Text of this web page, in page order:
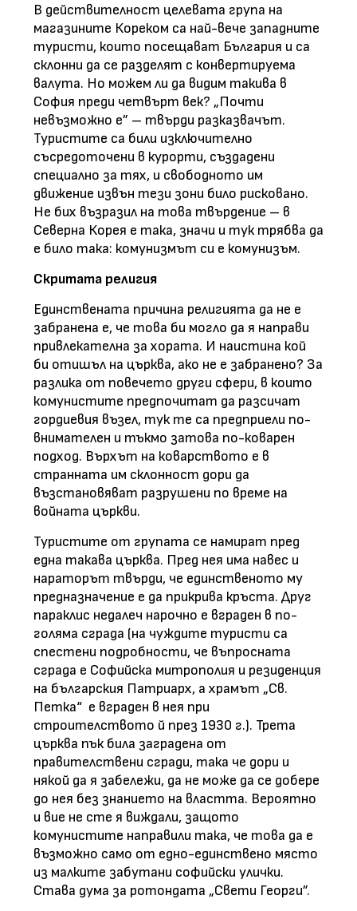
В действителност целевата група на
магазините Кореком са най-вече западните
туристи, които посещават България и са
склонни да се разделят с конвертируема
валута. Но можем ли да видим такива в
София преди четвърт век? „Почти
невъзможно е” – твърди разказвачът.
Туристите са били изключително
съсредоточени в курорти, създадени
специално за тях, и свободното им
движение извън тези зони било рисковано.
Не бих възразил на това твърдение – в
Северна Корея е така, значи и тук трябва да
е било така: комунизмът си е комунизъм.
Скритата религия
Единствената причина религията да не е
забранена е, че това би могло да я направи
привлекателна за хората. И наистина кой
би отишъл на църква, ако не е забранено? За
разлика от повечето други сфери, в които
комунистите предпочитат да разсичат
гордиевия възел, тук те са предприели по-
внимателен и тъкмо затова по-коварен
подход. Върхът на коварството е в
странната им склонност дори да
възстановяват разрушени по време на
войната църкви.
Туристите от групата се намират пред
една такава църква. Пред нея има навес и
нараторът твърди, че единственото му
предназначение е да прикрива кръста. Друг
параклис недалеч нарочно е вграден в по-
голяма сграда (на чуждите туристи са
спестени подробности, че въпросната
сграда е Софийска митрополия и резиденция
на българския Патриарх, а храмът „Св.
Петка“ е вграден в нея при
строителството й през 1930 г.). Трета
църква пък била заградена от
правителствени сгради, така че дори и
някой да я забележи, да не може да се добере
до нея без знанието на властта. Вероятно
и вие не сте я виждали, защото
комунистите направили така, че това да е
възможно само от едно-единствено място
из малките забутани софийски улички.
Става дума за ротондата „Свети Георги”.